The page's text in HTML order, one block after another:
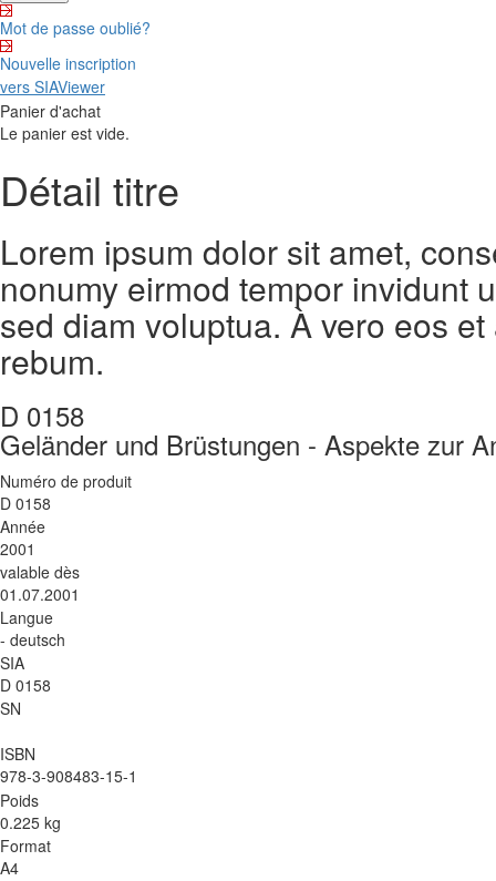
Mot de passe oublié?
Nouvelle inscription
vers SIAViewer
Panier d'achat
Le panier est vide.
Détail titre
Lorem ipsum dolor sit amet,
nonumy eirmod tempor invidunt
sed diam voluptua. À vero eos
rebum.
D 0158
Geländer und Brüstungen - Aspekte zur
Numéro de produit
D 0158
Année
2001
valable dès
01.07.2001
Langue
- deutsch
SIA
D 0158
SN
ISBN
978-3-908483-15-1
Poids
0.225 kg
Format
A4